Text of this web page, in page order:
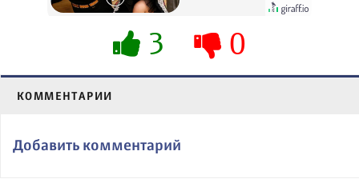
3 0
КОММЕНТАРИИ
Добавить комментарий